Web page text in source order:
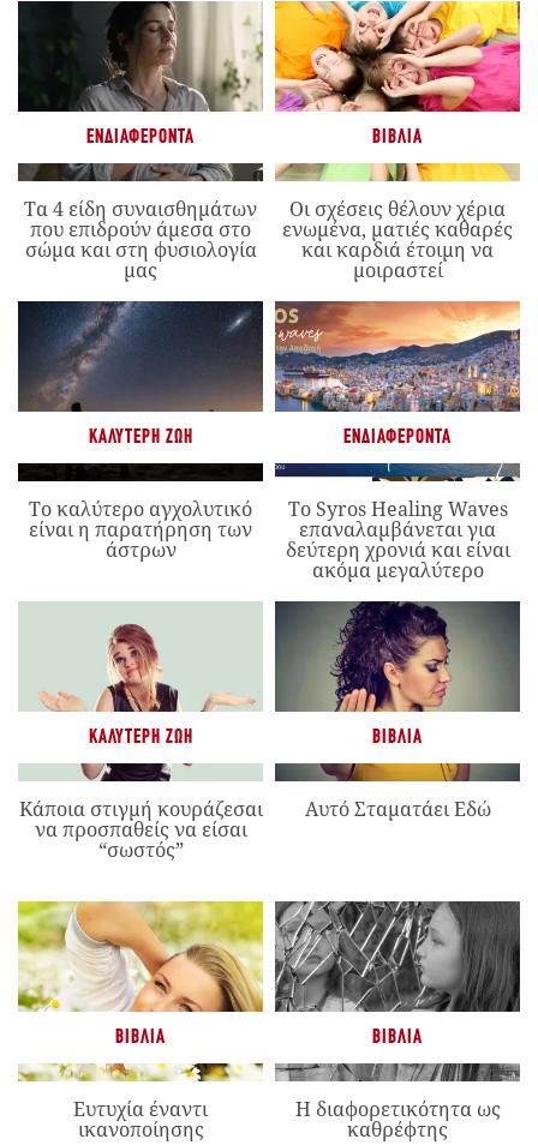
ΕΝΔΙΑΦΈΡΟΝΤΑ
Τα 4 είδη συναισθημάτων
που επιδρούν άμεσα στο
σώμα και στη φυσιολογία
μας
ΒΙΒΛΊΑ
Οι σχέσεις θέλουν χέρια
ενωμένα, ματιές καθαρές
και καρδιά έτοιμη να
μοιραστεί
ΚΑΛΎΤΕΡΗ ΖΩΉ
Το καλύτερο αγχολυτικό
είναι η παρατήρηση των
άστρων
ΕΝΔΙΑΦΈΡΟΝΤΑ
Το Syros Healing Waves
επαναλαμβάνεται για
δεύτερη χρονιά και είναι
ακόμα μεγαλύτερο
ΚΑΛΎΤΕΡΗ ΖΩΉ
Κάποια στιγμή κουράζεσαι
να προσπαθείς να είσαι
“σωστός”
ΒΙΒΛΊΑ
Αυτό Σταματάει Εδώ
ΒΙΒΛΊΑ
Ευτυχία έναντι
ικανοποίησης
ΒΙΒΛΊΑ
Η διαφορετικότητα ως
καθρέφτης